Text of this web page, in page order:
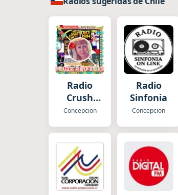
Radio
Crush
Latina
Concepcion
Radio
Sinfonia
Concepcion